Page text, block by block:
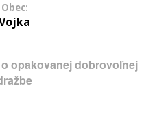
Obec:
opakovanej dobrovoľnej